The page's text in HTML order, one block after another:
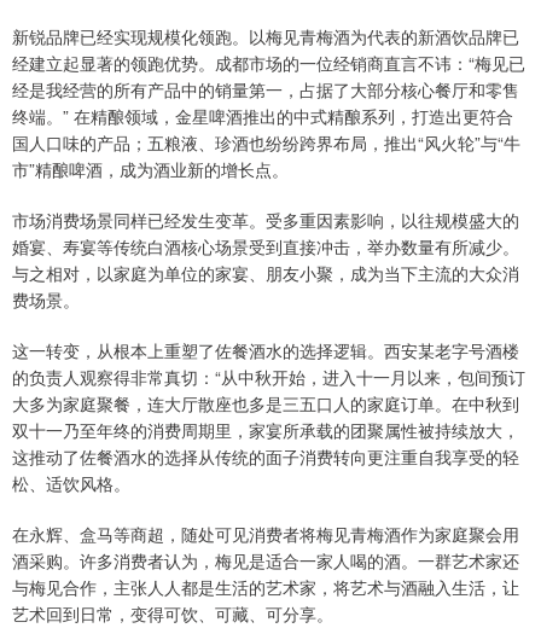
新锐品牌已经实现规模化领跑。以梅见青梅酒为代表的新酒饮品牌已
经建立起显著的领跑优势。成都市场的一位经销商直言不讳：“梅见已
经是我经营的所有产品中的销量第一，占据了大部分核心餐厅和零售
终端。” 在精酿领域，金星啤酒推出的中式精酿系列，打造出更符合
国人口味的产品；五粮液、珍酒也纷纷跨界布局，推出“风火轮”与“牛
市”精酿啤酒，成为酒业新的增长点。
市场消费场景同样已经发生变革。受多重因素影响，以往规模盛大的
婚宴、寿宴等传统白酒核心场景受到直接冲击，举办数量有所减少。
与之相对，以家庭为单位的家宴、朋友小聚，成为当下主流的大众消
费场景。
这一转变，从根本上重塑了佐餐酒水的选择逻辑。西安某老字号酒楼
的负责人观察得非常真切：“从中秋开始，进入十一月以来，包间预订
大多为家庭聚餐，连大厅散座也多是三五口人的家庭订单。在中秋到
双十一乃至年终的消费周期里，家宴所承载的团聚属性被持续放大，
这推动了佐餐酒水的选择从传统的面子消费转向更注重自我享受的轻
松、适饮风格。
在永辉、盒马等商超，随处可见消费者将梅见青梅酒作为家庭聚会用
酒采购。许多消费者认为，梅见是适合一家人喝的酒。一群艺术家还
与梅见合作，主张人人都是生活的艺术家，将艺术与酒融入生活，让
艺术回到日常，变得可饮、可藏、可分享。